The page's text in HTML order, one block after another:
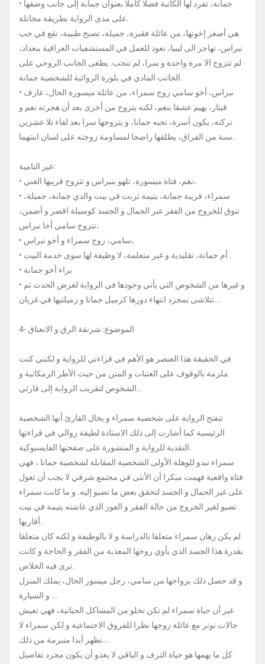
• جمانة، تفرد لها الكاتبة فصلا كاملا بعنوان جمانة إلى جانب وصفها
على مدى الرواية بطريقة مخاتلة.
هي أصغر إخوتها، من عائلة فقيرة، جميلة، تصبح طبيبة، تقع في حب
نبراس، تهاجر الى ليبيا، تعود للعمل في المستشفيات العراقية ببغداد،
لم تتزوج الا مرة واحدة و سرا، لم تنجب. يطغى الجانب الروحي على
الجانب المادي في بلورة الروائية للشخصية جمانة.
• نبراس، أخو سامي زوج سمراء، من عائلة ميسورة الحال، عازف
قيثار، يهيم عشقا بنغم، لكنه يتزوج من أخرى بعد أن هجرته نغم و
تركته، يكون أسرة، تحبه جمانا، و يتزوجها سرا بعد لقاء تلا عشرين
سنة من الفراق، يطلقها راضخا لمساومة زوجته على لسان ابنتهما.
غير النامية:
• نغم، فتاة ميسورة، تلهو بنبراس و تتزوج قريبها الغني،
• سمراء، قريبة جمانة، يتيمة تربت في بيت والدي جمانة، جميلة،
تتوق للخروج من الفقر عبر الجمال و الجسد كوسيلة اقصر و أضمن،
تتزوج سامي أخا نبراس،
• سامي، زوج سمراء و أخو نبراس،
• أم جمانة، تقليدية و غير متعلمة، لا وظيفة لها سوى خدمة البيت .
• براء أخو جمانة
• و غيرها من الشخوص التي يأتي وجودها في الرواية لغرض الحدث ثم
تتلاشى بمجرد انتهاء دورها كزميل جمانا و زميلتيها في غريان...
4- الموضوع: شرنقة الرق و الانعتاق
في الحقيقة هذا العنصر هو الأهم في قراءتي للرواية و لكنني كنت
ملزمة بالوقوف على العتبات و المتن من حيث الأطر الزمكانية و
الشخوص لتقريب الرواية إلى قارئي..
تنفتح الرواية على شخصية سمراء و يخال القارئ أنها الشخصية
الرئيسية كما أشارت إلى ذلك الاستاذة لطيفة زوالي في قراءتها
النقدية للرواية و المنشورة على صفحتها الفايسبوكية.
سمراء تبدو للوهلة الأولى الشخصية المقابلة لشخصية جمانا ، فهي
فتاة واقعية فهمت مبكرا أن الأنثى في مجتمع شرقي لا يجب أن تعول
على غير الجمال و الجسد لتحقق بعض ما تصبو إليه. و ما كانت سمراء
تصبو لغير الخروج من حالة الفقر و العوز الذي عاشته يتيمة في بيت
أقاربها.
لم يكن رهان سمراء متعلقا بالدراسة و لا بالوظيفة و لكنه كان متعلقا
بقدرة هذا الجسد الذي يأوي روحها المعذبة من الفقر و الحاجة و كانت
ترى فيه الخلاص.
و قد حصل ذلك بزواجها من سامي، رجل ميسور الحال، يملك المنزل
و السيارة ...
غير أن حياة سمراء لم تكن تخلو من المشاكل الحياتية، فهي تعيش
حالات توتر مع عائلة زوجها نظرا للفروق الاجتماعية و لكن سمراء لا
تظهر أبدا متبرمة من ذلك...
كل ما يهمها هو حياة الترف و الباقي لا يعدو أن يكون مجرد تفاصيل